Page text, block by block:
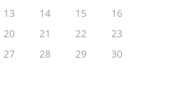
13 14 15
16
20 21 22
23
27 28 29
30